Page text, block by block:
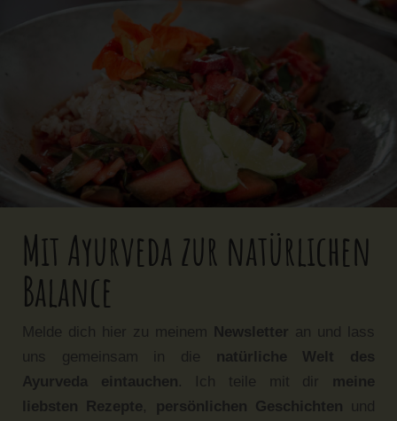
Mit Ayurveda zur natürlichen
Balance
Melde dich hier zu meinem Newsletter an und lass
uns gemeinsam in die
natürliche Welt des
Ayurveda eintauchen. Ich teile mit dir
meine
liebsten Rezepte, persönlichen Geschichten und